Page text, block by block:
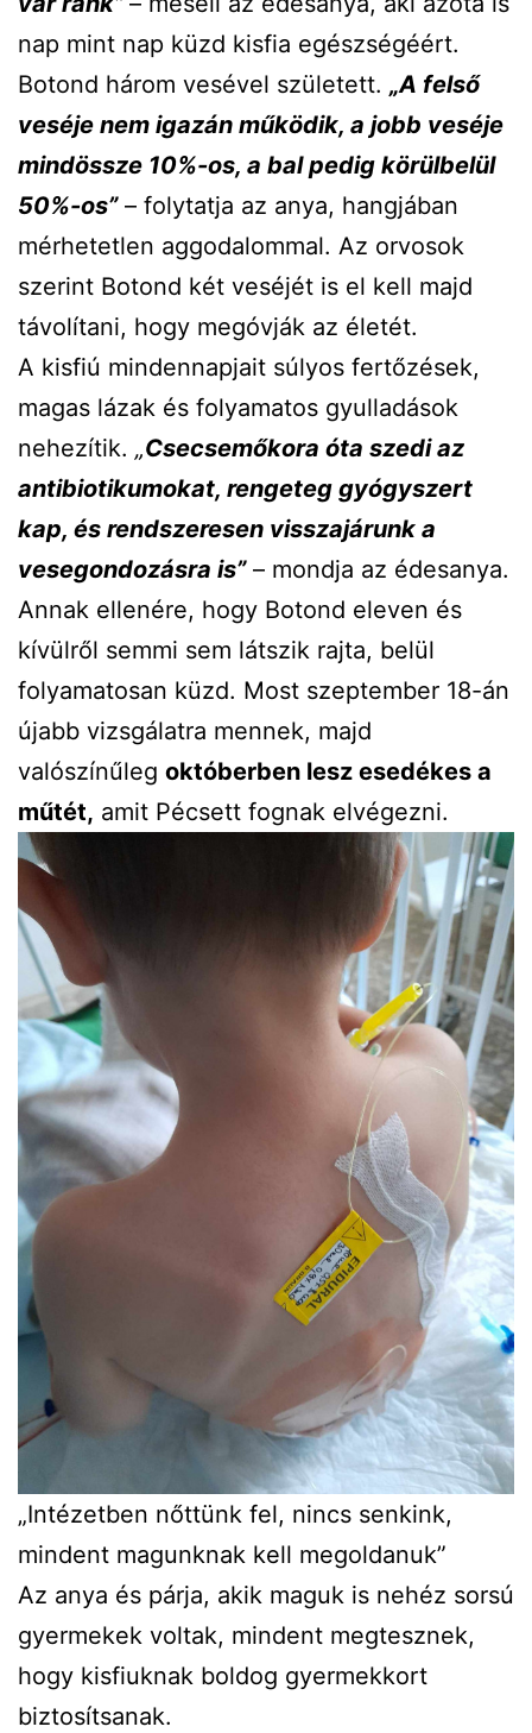
nap mint nap küzd kisfia egészségéért.
Botond három vesével született. „A felső
veséje nem igazán működik, a jobb veséje
mindössze 10%-os, a bal pedig körülbelül
50%-os”– folytatja az anya, hangjában
mérhetetlen aggodalommal. Az orvosok
szerint Botond két veséjét is el kell majd
távolítani, hogy megóvják az életét.
A kisfiú mindennapjait súlyos fertőzések,
magas lázak és folyamatos gyulladások
nehezítik. „Csecsemőkora óta szedi az
antibiotikumokat, rengeteg gyógyszert
kap, és rendszeresen visszajárunk a
vesegondozásra is” – mondja az édesanya.
Annak ellenére, hogy Botond eleven és
kívülről semmi sem látszik rajta, belül
folyamatosan küzd. Most szeptember 18-án
újabb vizsgálatra mennek, majd
valószínűleg októberben lesz esedékes a
műtét, amit Pécsett fognak elvégezni.
„Intézetben nőttünk fel, nincs senkink,
mindent magunknak kell megoldanuk”
Az anya és párja, akik maguk is nehéz sorsú
gyermekek voltak, mindent megtesznek,
hogy kisfiuknak boldog gyermekkort
biztosítsanak.